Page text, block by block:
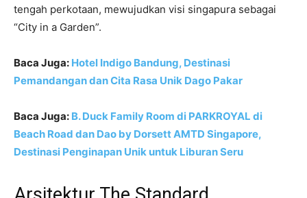
tengah perkotaan, mewujudkan visi singapura sebagai
“City in a Garden”.
Baca Juga: Hotel Indigo Bandung, Destinasi
Pemandangan dan Cita Rasa Unik Dago Pakar
Baca Juga: B. Duck Family Room di PARKROYAL di
Beach Road dan Dao by Dorsett AMTD Singapore,
Destinasi Penginapan Unik untuk Liburan Seru